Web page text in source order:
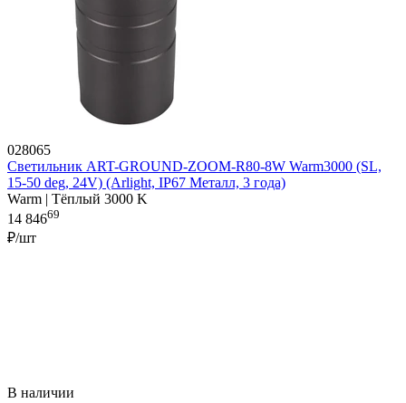
028065
Светильник ART-GROUND-ZOOM-R80-8W Warm3000 (SL,
15-50 deg, 24V) (Arlight, IP67 Металл, 3 года)
Warm | Тёплый 3000 K
14 84669
₽/шт
В наличии